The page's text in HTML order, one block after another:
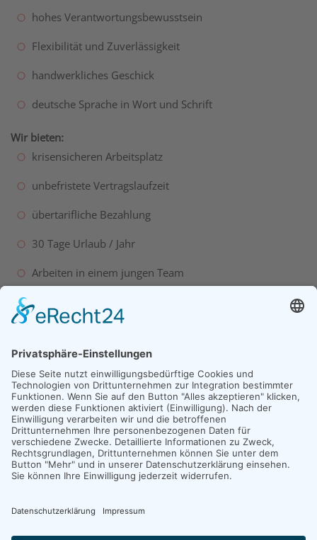
hohes Verantwortungsbewusstsein
Flexibilität und Zuverlässigkeit
handwerkliches Geschick
deutsche Sprache in Wort und Schrift
Wir bieten:
krisensicheren Arbeitsplatz
unbefristete Vertragslaufzeit
übertarifliche Bezahlung
30 Tage Urlaub / Jahr
Arbeiten in einem jungen Team
intensive Einarbeitung, Schulungen und Lehrgänge
Bewerbungsunterlagen einschl. möglichem Anfangsdatum
und Gehaltsvorstellung gerne auch per E-Mail zu.